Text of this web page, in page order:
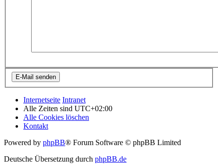
Internetseite Intranet
Alle Zeiten sind UTC+02:00
Alle Cookies löschen
Kontakt
Powered by phpBB® Forum Software © phpBB Limited
Deutsche Übersetzung durch phpBB.de